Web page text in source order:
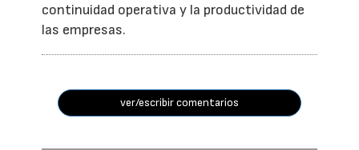
continuidad operativa y la productividad de
las empresas.
ver/escribir comentarios